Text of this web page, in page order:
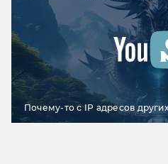
Почему-то с IP адресов